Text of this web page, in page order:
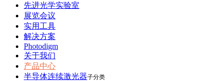
先进光学实验室
展览会议
实用工具
解决方案
Photodigm
关于我们
产品中心
半导体连续激光器子分类